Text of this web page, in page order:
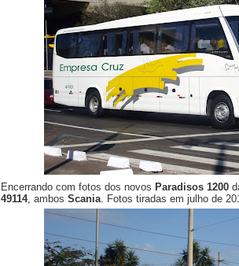
Encerrando com fotos dos novos Paradisos 1200
49114, ambos Scania . Fotos tiradas em julho de